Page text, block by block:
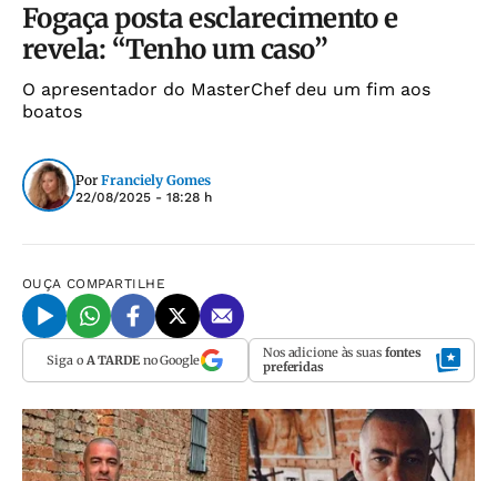
Fogaça posta esclarecimento e
revela: “Tenho um caso”
O apresentador do MasterChef deu um fim aos
boatos
Por Franciely Gomes
22/08/2025 - 18:28 h
OUÇA COMPARTILHE
Siga o A TARDEno Google Nos adicione às suas fontes
preferidas